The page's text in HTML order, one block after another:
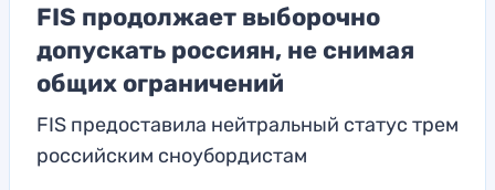
FIS продолжает выборочно
допускать россиян, не снимая
общих ограничений
FIS предоставила нейтральный статус трем
российским сноубордистам